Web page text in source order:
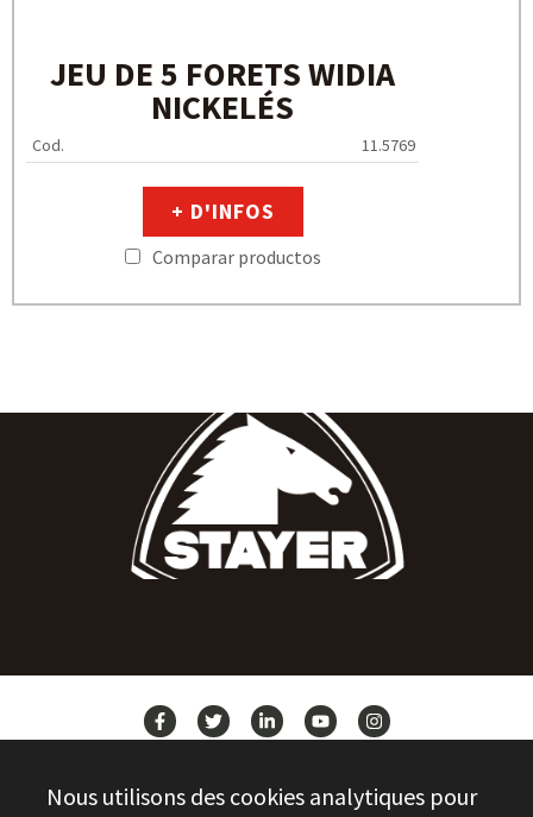
JEU DE 5 FORETS WIDIA
NICKELÉS
Cod. 11.5769
+ D'INFOS
Comparar productos
Nous utilisons des cookies analytiques pour